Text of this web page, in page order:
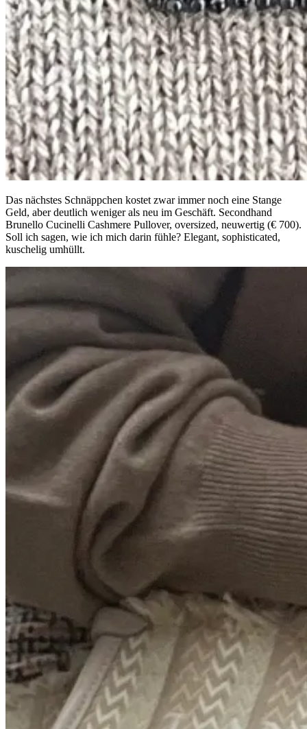
Das nächstes Schnäppchen kostet zwar immer noch eine Stange
Geld, aber deutlich weniger als neu im Geschäft. Secondhand
Brunello Cucinelli Cashmere Pullover, oversized, neuwertig (€ 700).
Soll ich sagen, wie ich mich darin fühle? Elegant, sophisticated,
kuschelig umhüllt.